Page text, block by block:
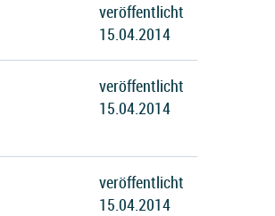
veröffentlicht
15.04.2014
veröffentlicht
15.04.2014
veröffentlicht
15.04.2014